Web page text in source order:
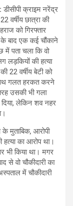
डीसीपी क्राइम नरेंद्र
वर्षीय छात्रा की
को गिरफ्तार
बाद एक कई चौंकाने
में पता चला कि वो
लड़कियों की हत्या
22 वर्षीय बेटी को
गलत हरकत करने
उसकी भी गला
लेकिन शव नहर
मुताबिक, आरोपी
का आरोप था।
भी किया था। मगर
से वो चौकीदारी का
में चौकीदारी